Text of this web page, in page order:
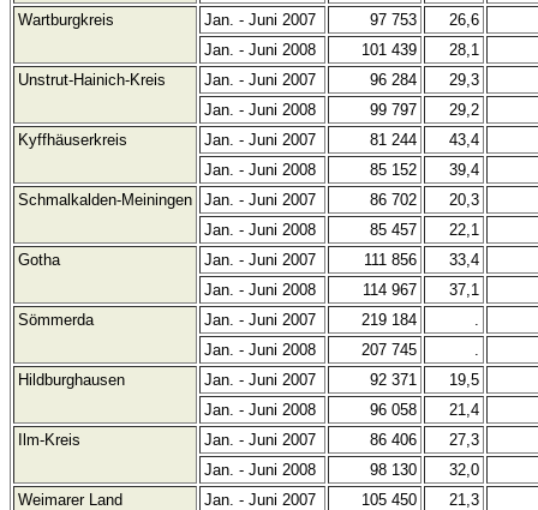
Wartburgkreis
Jan. - Juni 2007 97 753
26,6
Jan. - Juni 2008
101 439
28,1
Unstrut-Hainich-Kreis
Jan. - Juni 2007 96 284
29,3
Jan. - Juni 2008
99 797
29,2
Kyffhäuserkreis
Jan. - Juni 2007 81 244
43,4
Jan. - Juni 2008
85 152
39,4
Schmalkalden-Meiningen
Jan. - Juni 2007 86 702
20,3
Jan. - Juni 2008
85 457
22,1
Gotha
Jan. - Juni 2007 111 856
33,4
Jan. - Juni 2008
114 967
37,1
Sömmerda
Jan. - Juni 2007 219 184
Jan. - Juni 2008
207 745
Hildburghausen
Jan. - Juni 2007 92 371
19,5
Jan. - Juni 2008
96 058
21,4
Ilm-Kreis
Jan. - Juni 2007 86 406
27,3
Jan. - Juni 2008
98 130
32,0
Weimarer Land
Jan. - Juni 2007 105 450
21,3